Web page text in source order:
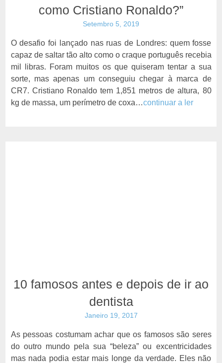
como Cristiano Ronaldo?”
Setembro 5, 2019
O desafio foi lançado nas ruas de Londres: quem fosse
capaz de saltar tão alto como o craque português recebia
mil libras. Foram muitos os que quiseram tentar a sua
sorte, mas apenas um conseguiu chegar à marca de
CR7. Cristiano Ronaldo tem 1,851 metros de altura, 80
kg de massa, um perímetro de coxa…continuar a ler
10 famosos antes e depois de ir ao
dentista
Janeiro 19, 2017
As pessoas costumam achar que os famosos são seres
do outro mundo pela sua “beleza” ou excentricidades
mas nada podia estar mais longe da verdade. Eles não